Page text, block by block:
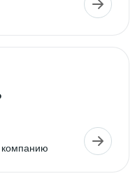
компанию